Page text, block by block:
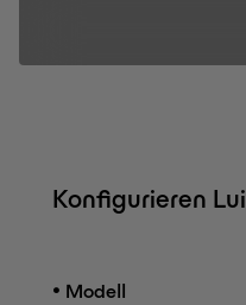
Konfigurieren Lui
• Modell